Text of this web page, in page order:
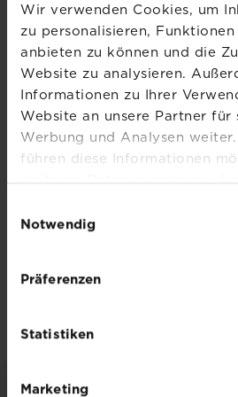
Wir verwenden Cookies, um
zu personalisieren,
anbieten zu können und die
Website zu analysieren.
Informationen zu Ihrer
Website an unsere Partner für
Werbung und Analysen
führen diese Informationen
weiteren Daten zusammen,
Nutzung der Dienste
Notwendig
Präferenzen
Statistiken
Marketing
SUBSTRAL Naturen
Händler und